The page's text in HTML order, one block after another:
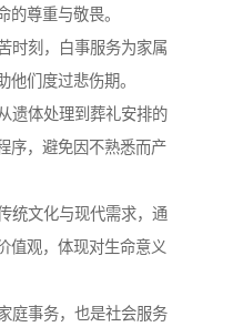
的尊重与敬畏。
时刻，白事服务为家属
们度过悲伤期。
遗体处理到葬礼安排的
序，避免因不熟悉而产
统文化与现代需求，通
值观，体现对生命意义
庭事务，也是社会服务